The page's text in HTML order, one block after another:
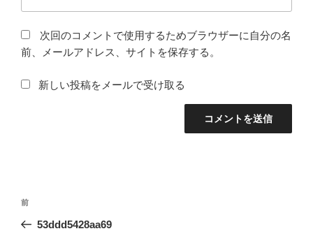
次回のコメントで使用するためブラウザーに自分の名
前、メールアドレス、サイトを保存する。
新しい投稿をメールで受け取る
投
前
の
前
53ddd5428aa69